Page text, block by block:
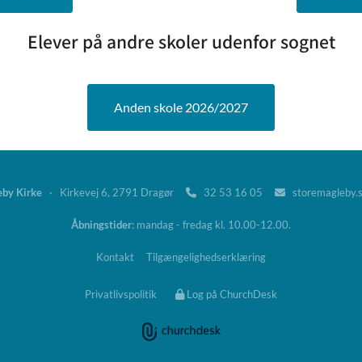
Elever på andre skoler udenfor sognet
Anden skole 2026/2027
Kirke · Kirkevej 6, 2791 Dragør  32 53 16 05 
Åbningstider: mandag - fredag kl. 10.00-12.00.
Kontakt Tilgængelighedserklæring
Privatlivspolitik Log på ChurchDesk